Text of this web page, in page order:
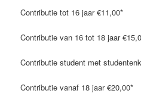
Contributie tot 16 jaar €11,00*
Contributie van 16 tot 18 jaar
Contributie student met
Contributie vanaf 18 jaar €20,00*